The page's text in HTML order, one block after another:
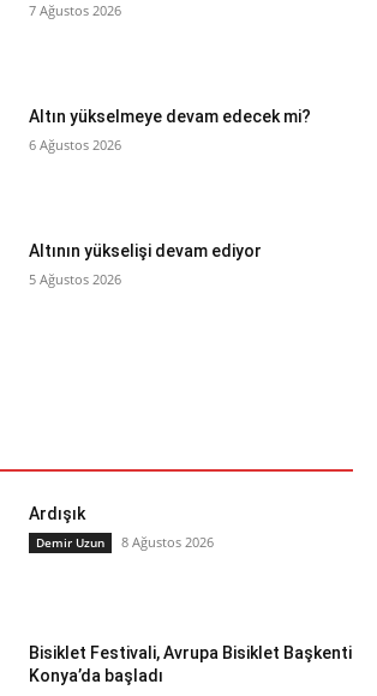
7 Ağustos 2026
Altın yükselmeye devam edecek mi?
6 Ağustos 2026
Altının yükselişi devam ediyor
5 Ağustos 2026
Ardışık
Demir Uzun 8 Ağustos 2026
Bisiklet Festivali, Avrupa Bisiklet Başkenti
Konya’da başladı